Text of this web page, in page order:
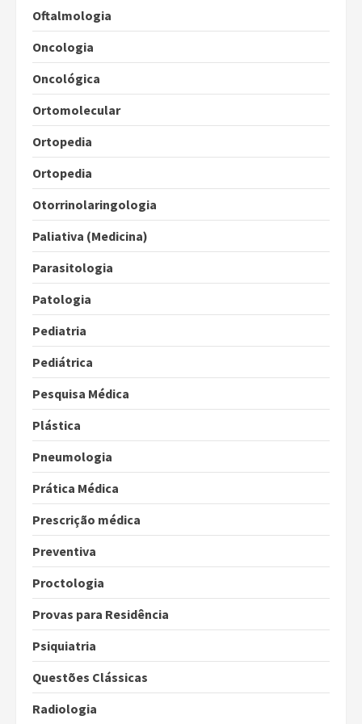
Oftalmologia
Oncologia
Oncológica
Ortomolecular
Ortopedia
Ortopedia
Otorrinolaringologia
Paliativa (Medicina)
Parasitologia
Patologia
Pediatria
Pediátrica
Pesquisa Médica
Plástica
Pneumologia
Prática Médica
Prescrição médica
Preventiva
Proctologia
Provas para Residência
Psiquiatria
Questões Clássicas
Radiologia